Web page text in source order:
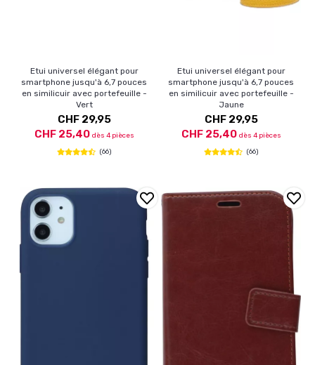
Etui universel élégant pour
smartphone jusqu'à 6,7 pouces
en similicuir avec portefeuille -
Vert
CHF 29,95
CHF 25,40 dès 4 pièces
(66)
Etui universel élégant pour
smartphone jusqu'à 6,7 pouces
en similicuir avec portefeuille -
Jaune
CHF 29,95
CHF 25,40 dès 4 pièces
(66)